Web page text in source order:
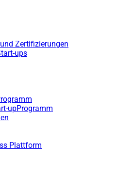
Zertifizierungen
ups
upProgramm
Plattform